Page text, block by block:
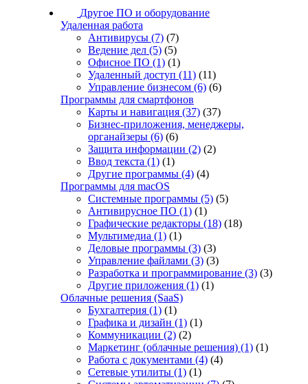
Другое ПО и оборудование
Удаленная работа
Антивирусы (7) (7)
Ведение дел (5) (5)
Офисное ПО (1) (1)
Удаленный доступ (11) (11)
Управление бизнесом (6) (6)
Программы для смартфонов
Карты и навигация (37) (37)
Бизнес-приложения, менеджеры,
органайзеры (6) (6)
Защита информации (2) (2)
Ввод текста (1) (1)
Другие программы (4) (4)
Программы для macOS
Системные программы (5) (5)
Антивирусное ПО (1) (1)
Графические редакторы (18) (18)
Мультимедиа (1) (1)
Деловые программы (3) (3)
Управление файлами (3) (3)
Разработка и программирование (3) (3)
Другие приложения (1) (1)
Облачные решения (SaaS)
Бухгалтерия (1) (1)
Графика и дизайн (1) (1)
Коммуникации (2) (2)
Маркетинг (облачные решения) (1) (1)
Работа с документами (4) (4)
Сетевые утилиты (1) (1)